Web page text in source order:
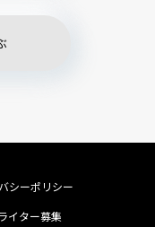
シーポリシー
ライター募集